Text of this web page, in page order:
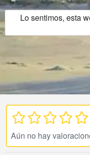
Lo sentimos, esta
Aún no hay